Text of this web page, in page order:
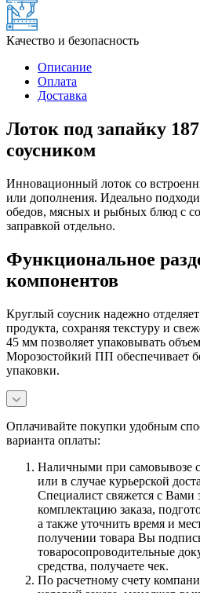
Качество и безопасность
Описание
Оплата
Доставка
Лоток под запайку
соусником
Инновационный лоток со
или дополнения. Идеально
обедов, мясных и рыбных блюд с
заправкой отдельно.
Функциональное
компонентов
Круглый соусник надежно
продукта, сохраняя текстуру и
45 мм позволяет упаковывать
Морозостойкий ПП обеспечивает
упаковки.
Оплачивайте покупки удобным
варианта оплаты:
Наличными при самовывозе
или в случае курьерской
Специалист свяжется с Вами
комплектацию заказа,
а также уточнить время и
получении товара Вы
товаросопроводительные
средства, получаете чек.
По расчетному счету